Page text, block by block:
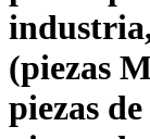
(piezas
piezas